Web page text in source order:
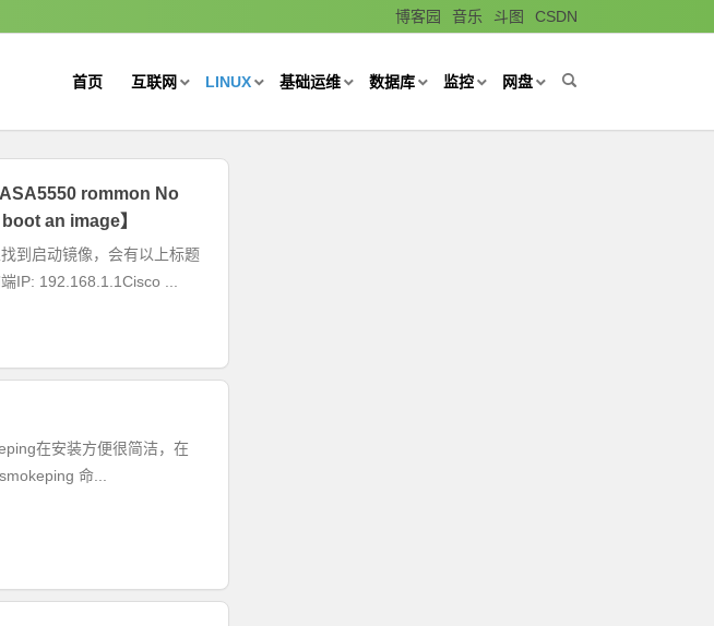
博客园 音乐 斗图 CSDN
首页 互联网 LINUX 基础运维 数据库 监控 网盘
rommon No
an image】
到启动镜像，会有以上标题
IP: 192.168.1.1Cisco ...
在安装方便很简洁，在
命...